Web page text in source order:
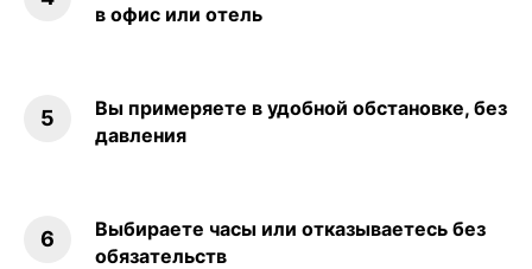
в офис или отель
Вы примеряете в удобной обстановке, без
давления
Выбираете часы или отказываетесь без
обязательств